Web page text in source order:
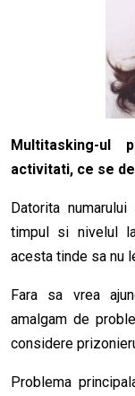
Multitasking-ul
activitati, ce se
Datorita
timpul si nivelul
acesta tinde sa nu
Fara sa vrea
amalgam de
considere
Problema